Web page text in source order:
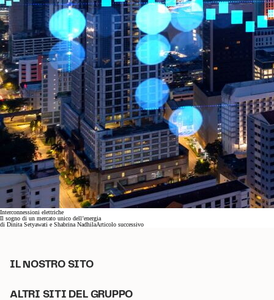
Interconnessioni elettriche
Il sogno di un mercato unico dell’energia
di Dinita Setyawati e Shabrina NadhilaArticolo successivo
IL NOSTRO SITO
ALTRI SITI DEL GRUPPO